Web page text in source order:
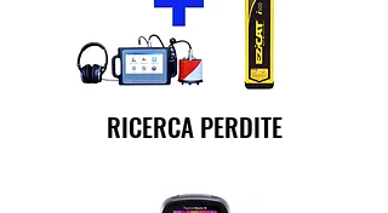
RICERCA PERDITE